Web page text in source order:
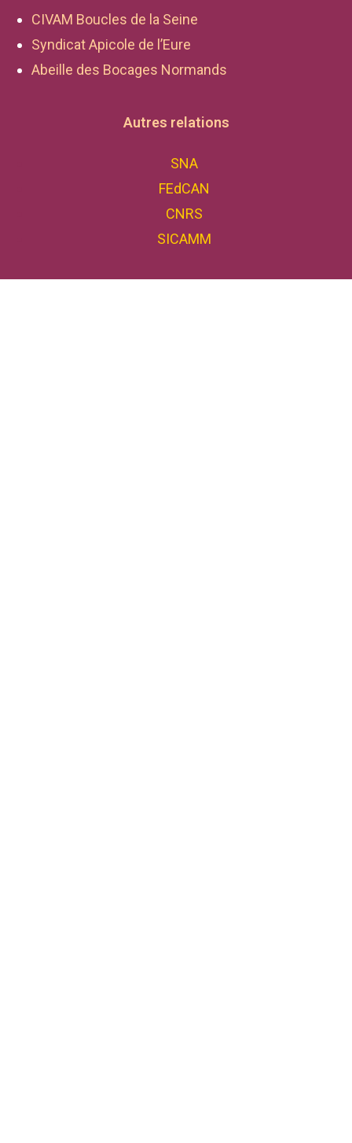
CIVAM Boucles de la Seine
Syndicat Apicole de l’Eure
Abeille des Bocages Normands
Autres relations
SNA
FEdCAN
CNRS
SICAMM